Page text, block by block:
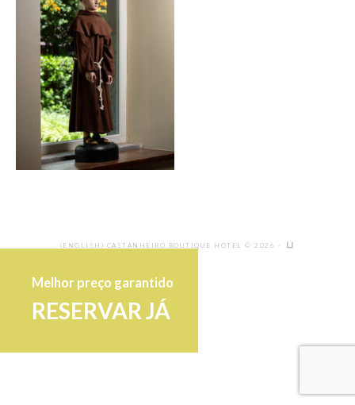
Melhor preço garantido
RESERVAR JÁ
(ENGLISH) CASTANHEIRO BOUTIQUE HOTEL © 2026 ·